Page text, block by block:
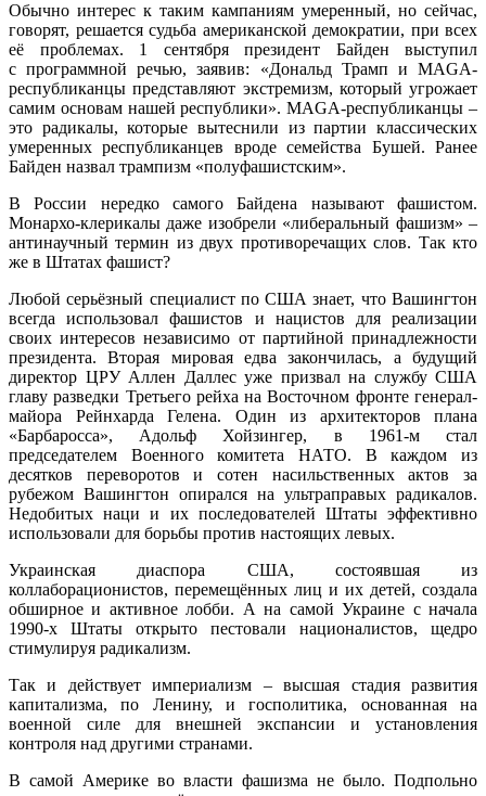
Обычно интерес к таким кампаниям умеренный, но сейчас,
говорят, решается судьба американской демократии, при всех
её проблемах. 1 сентября президент Байден выступил
с программной речью, заявив: «Дональд Трамп и MAGA-
республиканцы представляют экстремизм, который угрожает
самим основам нашей республики». MAGA-республиканцы –
это радикалы, которые вытеснили из партии классических
умеренных республиканцев вроде семейства Бушей. Ранее
Байден назвал трампизм «полуфашистским».
В России нередко самого Байдена называют фашистом.
Монархо-клерикалы даже изобрели «либеральный фашизм» –
антинаучный термин из двух противоречащих слов. Так кто
же в Штатах фашист?
Любой серьёзный специалист по США знает, что Вашингтон
всегда использовал фашистов и нацистов для реализации
своих интересов независимо от партийной принадлежности
президента. Вторая мировая едва закончилась, а будущий
директор ЦРУ Аллен Даллес уже призвал на службу США
главу разведки Третьего рейха на Восточном фронте генерал-
майора Рейнхарда Гелена. Один из архитекторов плана
«Барбаросса», Адольф Хойзингер, в 1961-м стал
председателем Военного комитета НАТО. В каждом из
десятков переворотов и сотен насильственных актов за
рубежом Вашингтон опирался на ультраправых радикалов.
Недобитых наци и их последователей Штаты эффективно
использовали для борьбы против настоящих левых.
Украинская диаспора США, состоявшая из
коллаборационистов, перемещённых лиц и их детей, создала
обширное и активное лобби. А на самой Украине с начала
1990-х Штаты открыто пестовали националистов, щедро
стимулируя радикализм.
Так и действует империализм – высшая стадия развития
капитализма, по Ленину, и госполитика, основанная на
военной силе для внешней экспансии и установления
контроля над другими странами.
В самой Америке во власти фашизма не было. Подпольно